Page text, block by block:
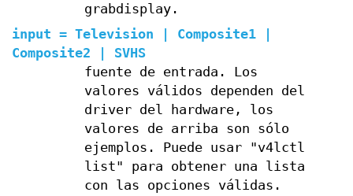
grabdisplay.
input = Television | Composite1 |
Composite2 | SVHS
fuente de entrada. Los
valores válidos dependen del
driver del hardware, los
valores de arriba son sólo
ejemplos. Puede usar "v4lctl
list" para obtener una lista
con las opciones válidas.